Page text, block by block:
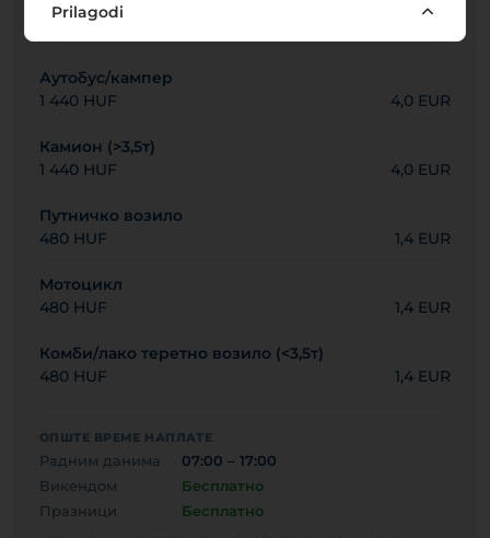
Аутобус/кампер
1 440 HUF
4,0 EUR
Камион (>3,5т)
1 440 HUF
4,0 EUR
Путничко возило
480 HUF
1,4 EUR
Мотоцикл
480 HUF
1,4 EUR
Комби/лако теретно возило (<3,5т)
480 HUF
1,4 EUR
ОПШТЕ ВРЕМЕ НАПЛАТЕ
Радним данима
07:00 – 17:00
Викендом
Бесплатно
Празници
Бесплатно
Prilagodi